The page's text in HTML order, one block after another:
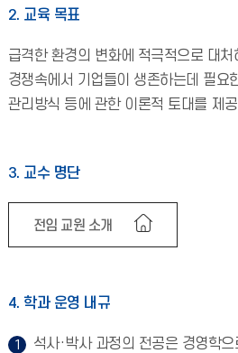
2. 교육 목표
급격한 환경의 변화에 적극적으로 대
경쟁속에서 기업들이 생존하는데 필요
관리방식 등에 관한 이론적 토대를 제
3. 교수 명단
전임 교원 소개
4. 학과 운영 내규
석사·박사 과정의 전공은 경영학